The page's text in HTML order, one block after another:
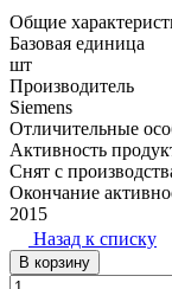
Общие
Базовая единица
шт
Производитель
Siemens
Отличительные
Активность
Снят с
Окончание
2015
Назад к списку
В корзину